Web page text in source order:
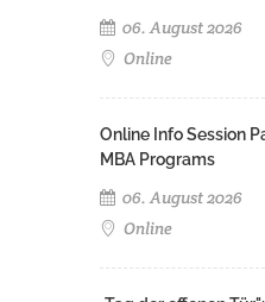
06. August 2026
Online
Online Info Session
MBA Programs
06. August 2026
Online